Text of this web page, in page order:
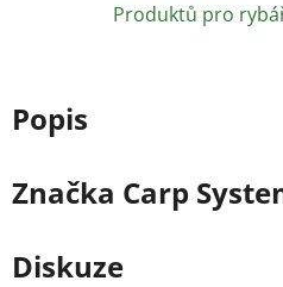
Produktů pro
Popis
Značka Carp
Diskuze